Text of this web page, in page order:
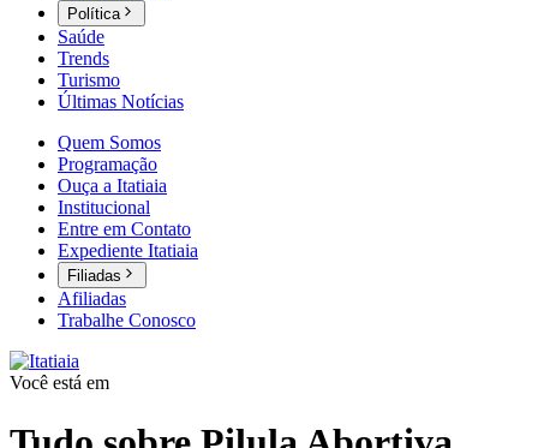
Política
Saúde
Trends
Turismo
Últimas Notícias
Quem Somos
Programação
Ouça a Itatiaia
Institucional
Entre em Contato
Expediente Itatiaia
Filiadas
Afiliadas
Trabalhe Conosco
Você está em